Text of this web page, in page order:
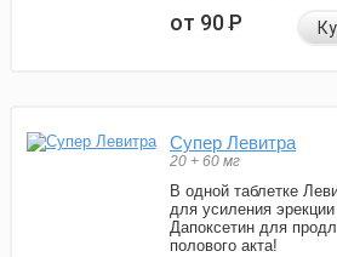
от 90Р
Супер Левитра
20 + 60 мг
В одной таблетке
для усиления
Дапоксетин для
полового акта!